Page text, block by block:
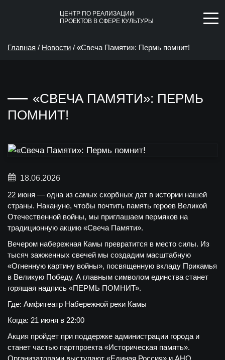
ЦЕНТР ПО РЕАЛИЗАЦИИ
ПРОЕКТОВ В СФЕРЕ КУЛЬТУРЫ
Главная / Новости / «Свеча Памяти»: Пермь помнит!
«СВЕЧА ПАМЯТИ»: ПЕРМЬ
ПОМНИТ!
18.06.2026
22 июня — одна из самых скорбных дат в истории нашей
страны. Накануне, чтобы почтить память героев Великой
Отечественной войны, мы приглашаем пермяков на
традиционную акцию «Свеча Памяти».
Вечером набережная Камы превратится в место силы. Из
тысяч зажженных свечей мы создадим масштабную
«Огненную картину войны», посвященную вкладу Прикамья
в Великую Победу. А главным символом единства станет
горящая надпись «ПЕРМЬ ПОМНИТ».
Где: Амфитеатр Набережной реки Камы
Когда: 21 июня в 22:00
Акция пройдет при поддержке администрации города и
станет частью партпроекта «Историческая память».
Организаторами выступают «Единая Россия» и АНО